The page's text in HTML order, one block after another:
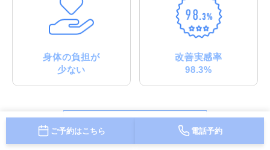
ご予約はこちら 電話予約
身体の負担が
少ない
改善実感率
98.3%